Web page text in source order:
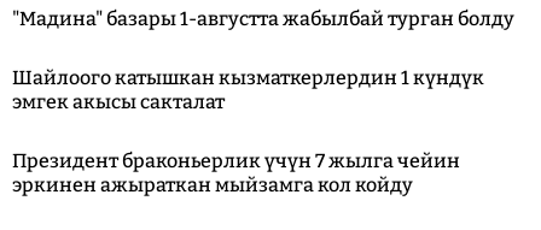
"Мадина" базары 1-августта жабылбай турган болду
Шайлоого катышкан кызматкерлердин 1 күндүк
эмгек акысы сакталат
Президент браконьерлик үчүн 7 жылга чейин
эркинен ажыраткан мыйзамга кол койду